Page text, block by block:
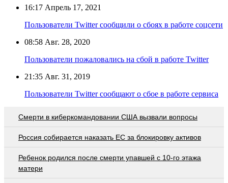
16:17 Апрель 17, 2021
Пользователи Twitter сообщили о сбоях в работе соцсети
08:58 Авг. 28, 2020
Пользователи пожаловались на сбой в работе Twitter
21:35 Авг. 31, 2019
Пользователи Twitter сообщают о сбое в работе сервиса
Смерти в киберкомандовании США вызвали вопросы
Россия собирается наказать EC за блокировку активов
Ребенок родился после смерти упавшей с 10-го этажа
матери